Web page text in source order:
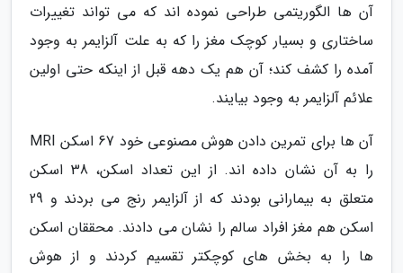
آن ها الگوریتمی طراحی نموده اند که می تواند تغییرات
ساختاری و بسیار کوچک مغز را که به علت آلزایمر به وجود
آمده را کشف کند؛ آن هم یک دهه قبل از اینکه حتی اولین
علائم آلزایمر به وجود بیایند.
آن ها برای تمرین دادن هوش مصنوعی خود 67 اسکن MRI
را به آن نشان داده اند. از این تعداد اسکن، 38 اسکن
متعلق به بیمارانی بودند که از آلزایمر رنج می بردند و 29
اسکن هم مغز افراد سالم را نشان می دادند. محققان اسکن
ها را به بخش های کوچکتر تقسیم کردند و از هوش